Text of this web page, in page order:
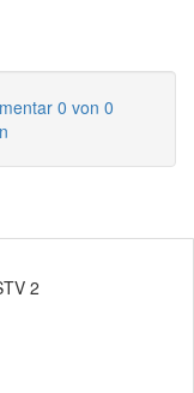
0 von 0
2